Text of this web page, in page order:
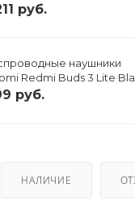
руб.
наушники
Redmi Buds 3 Lite
руб.
НАЛИЧИЕ